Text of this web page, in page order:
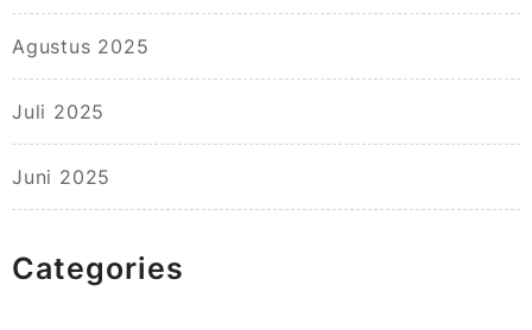
Agustus 2025
Juli 2025
Juni 2025
Categories